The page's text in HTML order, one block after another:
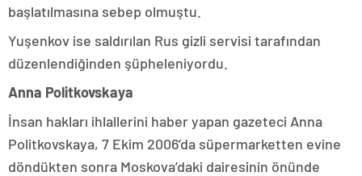
başlatılmasına sebep olmuştu.
Yuşenkov ise saldırılan Rus gizli servisi tarafından
düzenlendiğinden şüpheleniyordu.
Anna Politkovskaya
İnsan hakları ihlallerini haber yapan gazeteci Anna
Politkovskaya, 7 Ekim 2006’da süpermarketten evine
döndükten sonra Moskova’daki dairesinin önünde